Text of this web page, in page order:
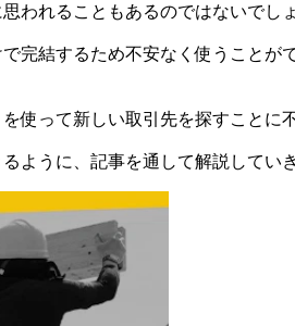
われることもあるのではないでし
完結するため不安なく使うこと
使って新しい取引先を探すことに
ように、記事を通して解説してい